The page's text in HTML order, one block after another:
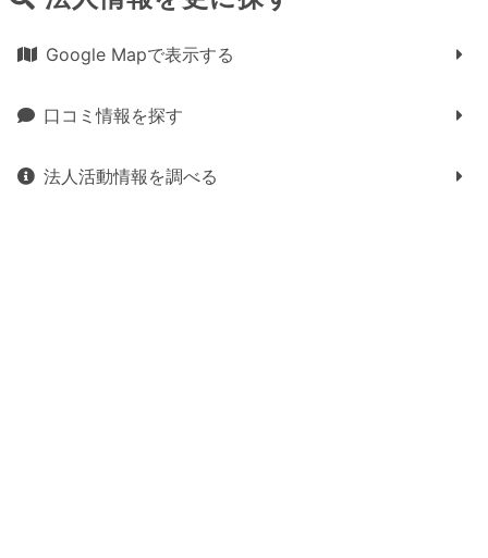
Google Mapで表示する
口コミ情報を探す
法人活動情報を調べる